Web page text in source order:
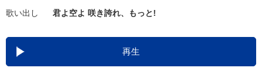
歌い出し
君よ空よ 咲き誇れ、もっと!
再生